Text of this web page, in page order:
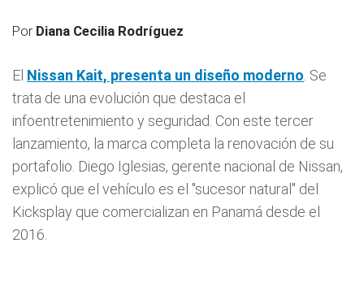
Por Diana Cecilia Rodríguez
El Nissan Kait, presenta un diseño moderno . Se
trata de una evolución que destaca el
infoentretenimiento y seguridad. Con este tercer
lanzamiento, la marca completa la renovación de su
portafolio. Diego Iglesias, gerente nacional de Nissan,
explicó que el vehículo es el "sucesor natural" del
Kicksplay que comercializan en Panamá desde el
2016.